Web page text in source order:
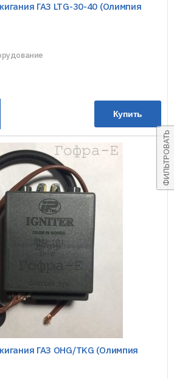
ФИЛЬТРОВАТЬ
ГАЗ LTG-30-40 (Олимпия
Купить
ГАЗ OHG/TKG (Олимпия